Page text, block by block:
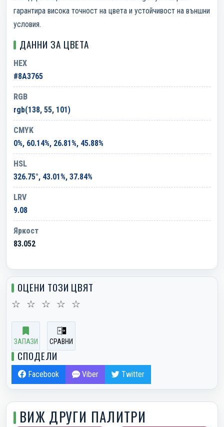
гарантира висока точност на цвета и устойчивост на външни
условия.
ДАННИ ЗА ЦВЕТА
HEX
#8A3765
RGB
rgb(138, 55, 101)
CMYK
0%, 60.14%, 26.81%, 45.88%
HSL
326.75°, 43.01%, 37.84%
LRV
9.08
Яркост
83.052
ОЦЕНИ ТОЗИ ЦВЯТ
☆ ☆ ☆ ☆ ☆
ЗАПАЗИ СРАВНИ
СПОДЕЛИ
Facebook Viber Twitter
ВИЖ ДРУГИ ПАЛИТРИ